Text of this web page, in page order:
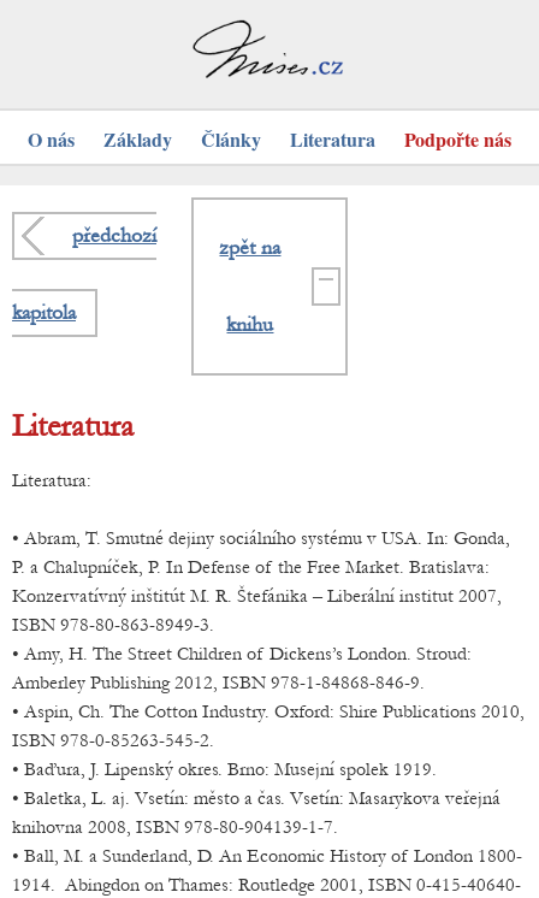
O nás Základy Články Literatura Podpořte nás
předchozí
kapitola
zpět na
knihu
Literatura
Literatura:
• Abram, T. Smutné dejiny sociálního systému v USA. In: Gonda,
P. a Chalupníček, P. In Defense of the Free Market. Bratislava:
Konzervatívný inštitút M. R. Štefánika – Liberální institut 2007,
ISBN 978-80-863-8949-3.
• Amy, H. The Street Children of Dickens’s London. Stroud:
Amberley Publishing 2012, ISBN 978-1-84868-846-9.
• Aspin, Ch. The Cotton Industry. Oxford: Shire Publications 2010,
ISBN 978-0-85263-545-2.
• Baďura, J. Lipenský okres. Brno: Musejní spolek 1919.
• Baletka, L. aj. Vsetín: město a čas. Vsetín: Masarykova veřejná
knihovna 2008, ISBN 978-80-904139-1-7.
• Ball, M. a Sunderland, D. An Economic History of London 1800-
1914. Abingdon on Thames: Routledge 2001, ISBN 0-415-40640-